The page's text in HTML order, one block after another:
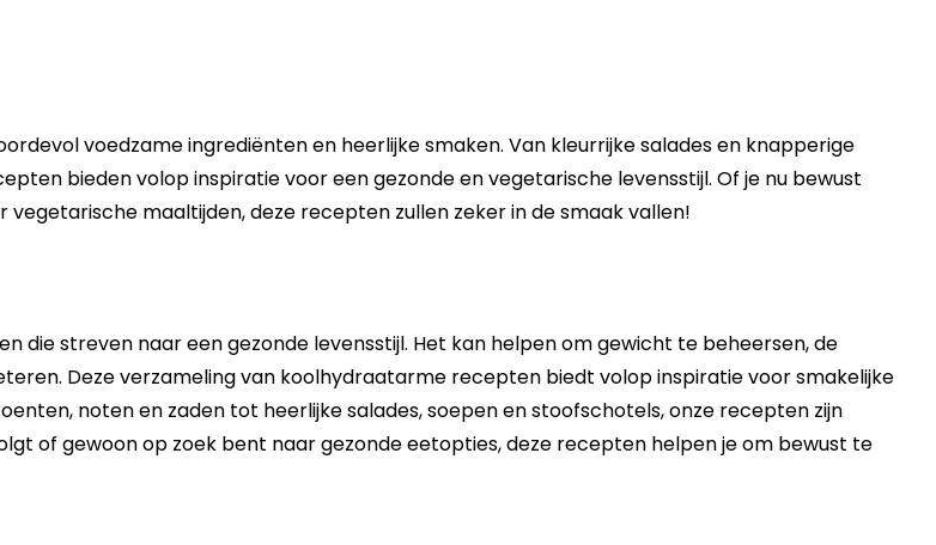
voedzame ingrediënten en heerlijke smaken. Van kleurrijke salades en knapperige
bieden volop inspiratie voor een gezonde en vegetarische levensstijl. Of je nu bewust
maaltijden, deze recepten zullen zeker in de smaak vallen!
die streven naar een gezonde levensstijl. Het kan helpen om gewicht te beheersen, de
Deze verzameling van koolhydraatarme recepten biedt volop inspiratie voor smakelijke
noten en zaden tot heerlijke salades, soepen en stoofschotels, onze recepten zijn
of gewoon op zoek bent naar gezonde eetopties, deze recepten helpen je om bewust te